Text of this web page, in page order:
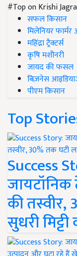
#Top on Krishi
सफल किसान
मिलेनियर
महिंद्रा ट्रैक्टर्स
कृषि मशीनरी
जायद की फसल
बिज़नेस
पीएम किसान
Top
Success
की
सुधरी